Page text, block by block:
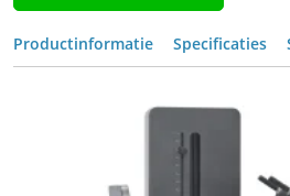
Productinformatie Specificaties